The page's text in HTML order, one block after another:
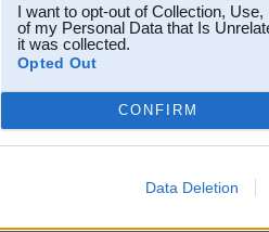
I want to opt-out of Collection,
of my Personal Data that Is
it was collected.
Opted Out
CONFIRM
Data Deletion